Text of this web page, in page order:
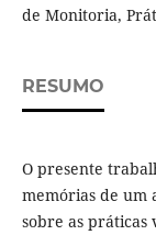
de Monitoria,
RESUMO
O presente
memórias de um
sobre as práticas